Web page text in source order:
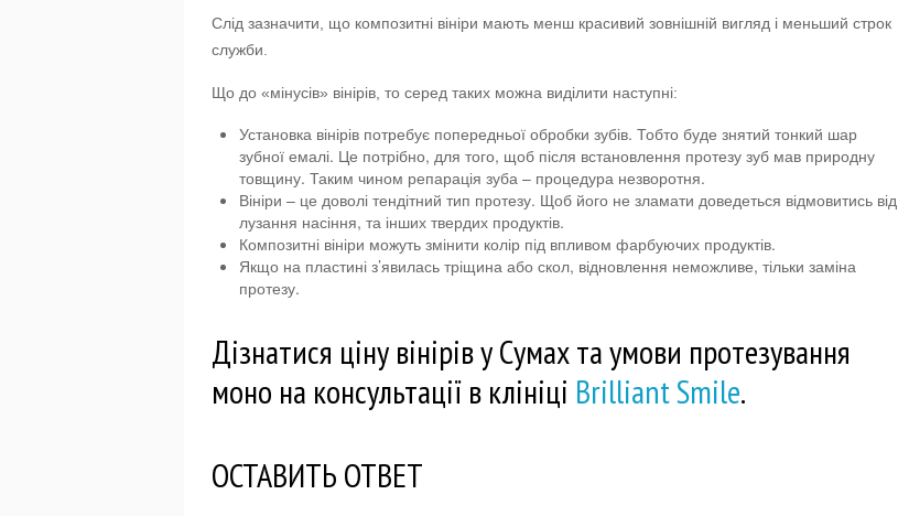
Слід зазначити, що композитні вініри мають менш красивий зовнішній вигляд і меньший строк
служби.
Що до «мінусів» вінірів, то серед таких можна виділити наступні:
Установка вінірів потребує попередньої обробки зубів. Тобто буде знятий тонкий шар
зубної емалі. Це потрібно, для того, щоб після встановлення протезу зуб мав природну
товщину. Таким чином репарація зуба – процедура незворотня.
Вініри – це доволі тендітний тип протезу. Щоб його не зламати доведеться відмовитись від
лузання насіння, та інших твердих продуктів.
Композитні вініри можуть змінити колір під впливом фарбуючих продуктів.
Якщо на пластині з’явилась тріщина або скол, відновлення неможливе, тільки заміна
протезу.
Дізнатися ціну вінірів у Сумах та умови протезування
моно на консультації в клініці Brilliant Smile.
ОСТАВИТЬ ОТВЕТ